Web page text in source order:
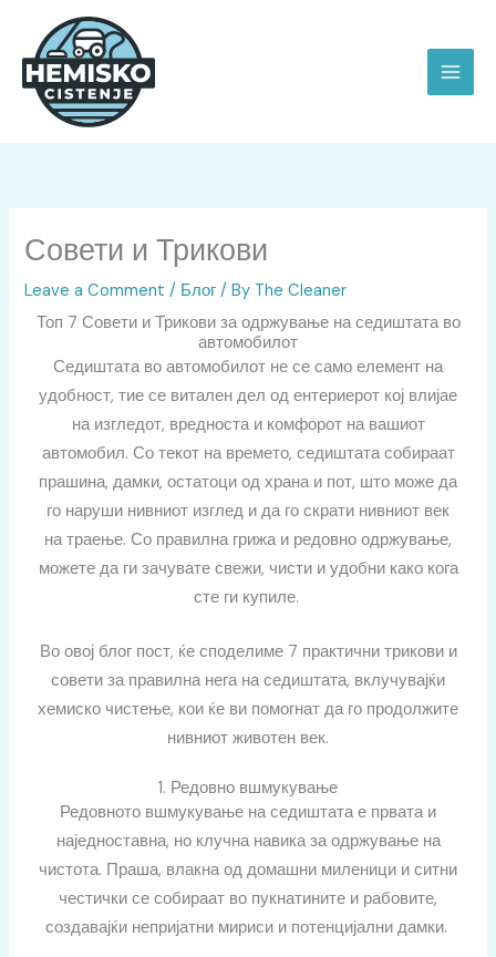
content
Совети и Трикови
Leave a Comment / Блог / By The Cleaner
Топ 7 Совети и Трикови за одржување на седиштата во
автомобилот
Седиштата во автомобилот не се само елемент на
удобност, тие се витален дел од ентериерот кој влијае
на изгледот, вредноста и комфорот на вашиот
автомобил. Со текот на времето, седиштата собираат
прашина, дамки, остатоци од храна и пот, што може да
го наруши нивниот изглед и да го скрати нивниот век
на траење. Со правилна грижа и редовно одржување,
можете да ги зачувате свежи, чисти и удобни како кога
сте ги купиле.
Во овој блог пост, ќе споделиме 7 практични трикови и
совети за правилна нега на седиштата, вклучувајќи
хемиско чистење, кои ќе ви помогнат да го продолжите
нивниот животен век.
1. Редовно вшмукување
Редовното вшмукување на седиштата е првата и
наједноставна, но клучна навика за одржување на
чистота. Праша, влакна од домашни миленици и ситни
честички се собираат во пукнатините и рабовите,
создавајќи непријатни мириси и потенцијални дамки.